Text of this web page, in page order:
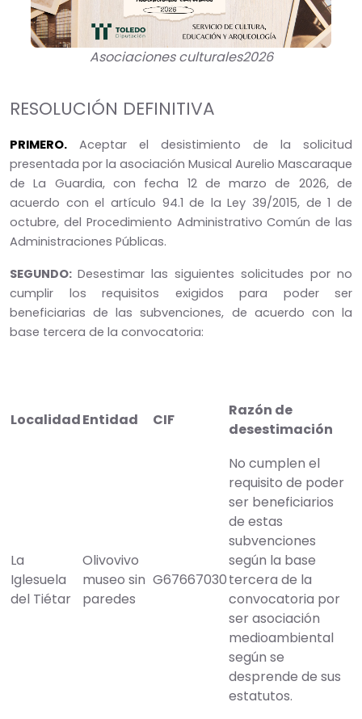
Asociaciones culturales2026
RESOLUCIÓN DEFINITIVA
PRIMERO.
Aceptar el desistimiento de la solicitud
presentada por la asociación Musical Aurelio Mascaraque
de La Guardia, con fecha 12 de marzo de 2026, de
acuerdo con el artículo 94.1 de la Ley 39/2015, de 1 de
octubre, del Procedimiento Administrativo Común de las
Administraciones Públicas.
SEGUNDO: Desestimar las siguientes solicitudes por no
cumplir los requisitos exigidos para poder ser
beneficiarias de las subvenciones, de acuerdo con la
base tercera de la convocatoria:
LocalidadEntidad CIF
Razón de
desestimación
La
Iglesuela
del Tiétar
Olivovivo
museo sin
paredes
G67667030
No cumplen el
requisito de poder
ser beneficiarios
de estas
subvenciones
según la base
tercera de la
convocatoria por
ser asociación
medioambiental
según se
desprende de sus
estatutos.